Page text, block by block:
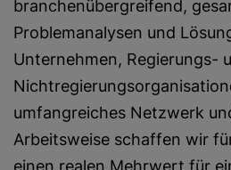
branchenübergreifend,
Problemanalysen und
Unternehmen, Regierungs-
umfangreiches Netzwerk
Arbeitsweise schaffen wir
einen realen Mehrwert für